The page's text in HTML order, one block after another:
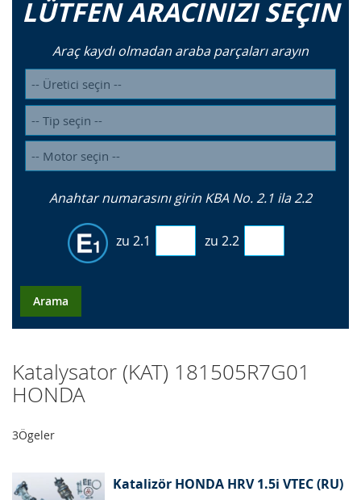
LÜTFEN ARACINIZI SEÇIN
Araç kaydı olmadan araba parçaları arayın
Anahtar numarasını girin KBA No. 2.1 ila 2.2
zu 2.1 zu 2.2
Arama
Katalysator (KAT) 181505R7G01
HONDA
3Ögeler
Katalizör HONDA HRV 1.5i VTEC (RU)